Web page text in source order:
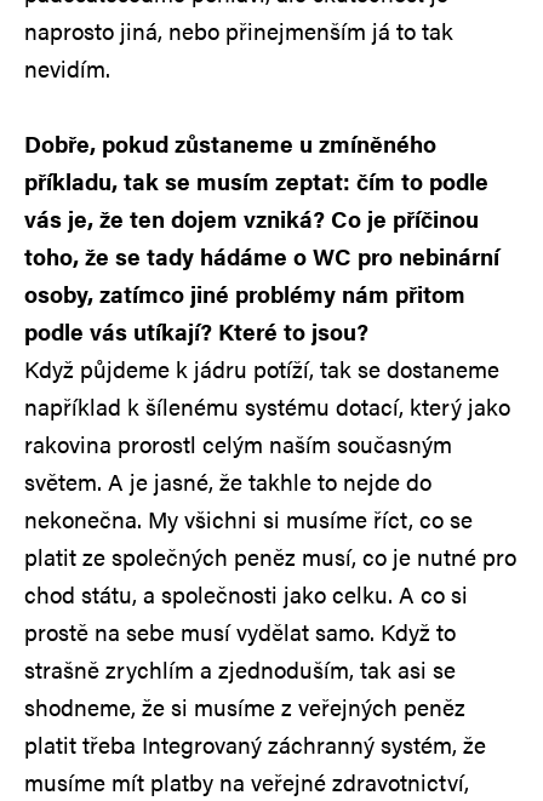
naprosto jiná, nebo přinejmenším já to tak
nevidím.
Dobře, pokud zůstaneme u zmíněného
příkladu, tak se musím zeptat: čím to podle
vás je, že ten dojem vzniká? Co je příčinou
toho, že se tady hádáme o WC pro nebinární
osoby, zatímco jiné problémy nám přitom
podle vás utíkají? Které to jsou?
Když půjdeme k jádru potíží, tak se dostaneme
například k šílenému systému dotací, který jako
rakovina prorostl celým naším současným
světem. A je jasné, že takhle to nejde do
nekonečna. My všichni si musíme říct, co se
platit ze společných peněz musí, co je nutné pro
chod státu, a společnosti jako celku. A co si
prostě na sebe musí vydělat samo. Když to
strašně zrychlím a zjednoduším, tak asi se
shodneme, že si musíme z veřejných peněz
platit třeba Integrovaný záchranný systém, že
musíme mít platby na veřejné zdravotnictví,